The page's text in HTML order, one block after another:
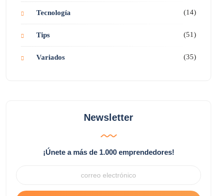
Tecnología (14)
Tips (51)
Variados (35)
Newsletter
¡Únete a más de 1.000 emprendedores!